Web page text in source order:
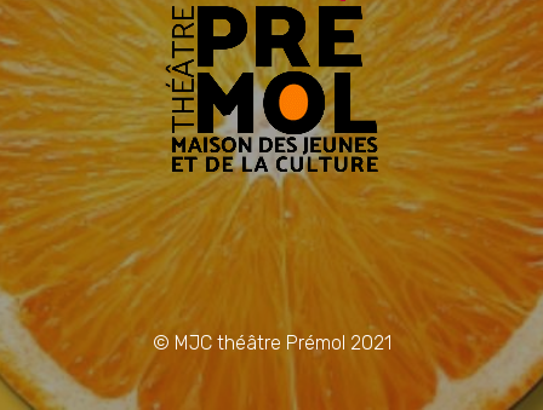
© MJC théâtre Prémol 2021